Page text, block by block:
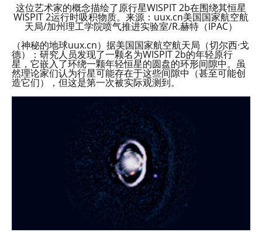
这位艺术家的概念描绘了原行星WISPIT 2b在围绕其恒星
WISPIT 2运行时吸积物质。来源：uux.cn美国国家航空航
天局/加州理工学院喷气推进实验室/R.赫特（IPAC）
（神秘的地球uux.cn）据美国国家航空航天局（切尔西·戈
德）：研究人员发现了一颗名为WISPIT 2b的年轻原行
星，它嵌入了环绕一颗年轻恒星的圆盘的环形间隙中。虽
然理论家们认为行星可能存在于这些间隙中（甚至可能创
造它们），但这是第一次被实际观测到。